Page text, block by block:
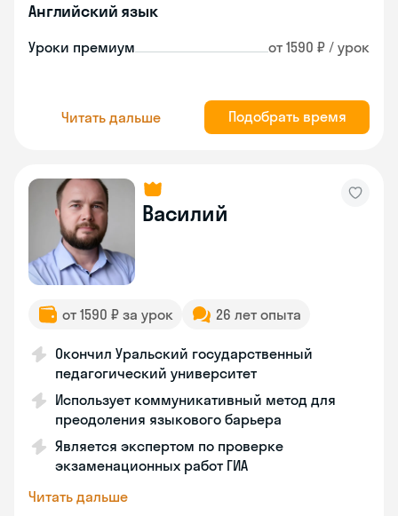
Английский язык
Уроки премиум от 1590 ₽ / урок
Читать дальше Подобрать время
Василий
от 1590 ₽ за урок 26 лет опыта
Окончил Уральский государственный
педагогический университет
Использует коммуникативный метод для
преодоления языкового барьера
Является экспертом по проверке
экзаменационных работ ГИА
Читать дальше